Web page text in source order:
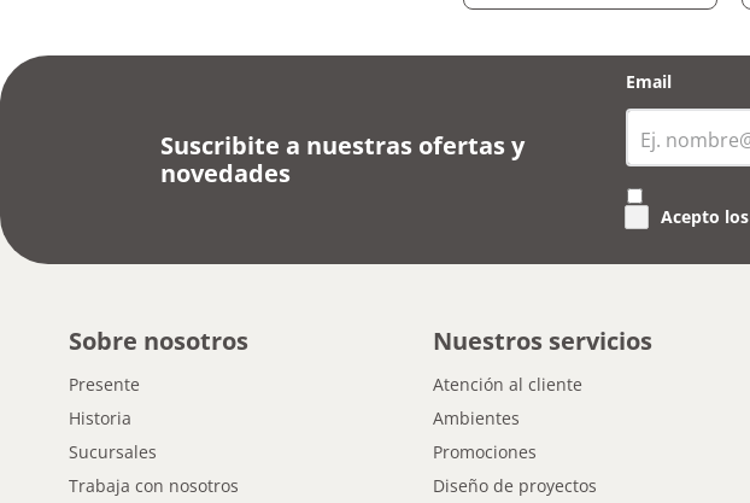
Suscribite a nuestras ofertas y
novedades
Email
Acepto los
Sobre nosotros
Presente
Historia
Sucursales
Trabaja con nosotros
Nuestros servicios
Atención al cliente
Ambientes
Promociones
Diseño de proyectos